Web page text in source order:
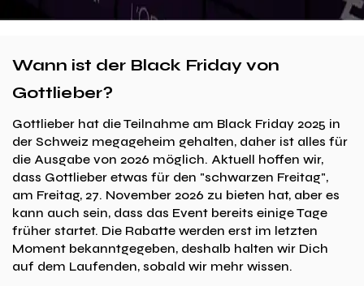
Wann ist der Black Friday von
Gottlieber?
Gottlieber hat die Teilnahme am Black Friday 2025 in
der Schweiz megageheim gehalten, daher ist alles für
die Ausgabe von 2026 möglich. Aktuell hoffen wir,
dass Gottlieber etwas für den "schwarzen Freitag",
am Freitag, 27. November 2026 zu bieten hat, aber es
kann auch sein, dass das Event bereits einige Tage
früher startet. Die Rabatte werden erst im letzten
Moment bekanntgegeben, deshalb halten wir Dich
auf dem Laufenden, sobald wir mehr wissen.